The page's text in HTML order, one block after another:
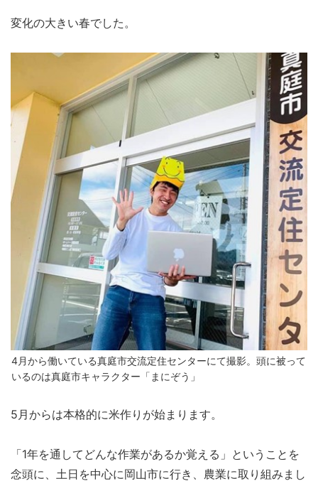
変化の大きい春でした。
4月から働いている真庭市交流定住センターにて撮影。頭に被って
いるのは真庭市キャラクター「まにぞう」
5月からは本格的に米作りが始まります。
「1年を通してどんな作業があるか覚える」ということを
念頭に、土日を中心に岡山市に行き、農業に取り組みまし